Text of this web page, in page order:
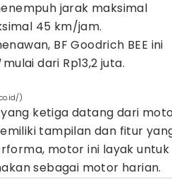
jarak maksimal
45 km/jam.
BF Goodrich BEE ini
mulai dari Rp13,2 juta.
)
ketiga datang dari
tampilan dan fitur
motor ini layak untuk
sebagai motor harian.